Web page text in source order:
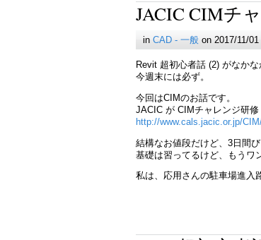
JACIC CIMチ
inCAD - 一般 on 2017/11/01
Revit 超初心者話 (2) がなか
今週末には必ず。
今回はCIMのお話です。
JACIC が CIMチャレンジ研修
http://www.cals.jacic.or.jp/
結構なお値段だけど、3日間
基礎は習ってるけど、もうワ
私は、応用さんの駐車場進入